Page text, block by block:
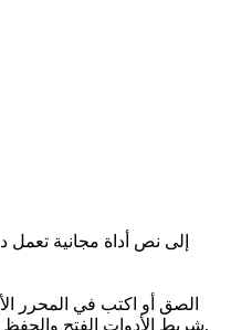
الصق أو اكتب في المحرر
شريط الأدوات الفتح والحفظ والنسخ والمسح ووضع ملء الشاشة.